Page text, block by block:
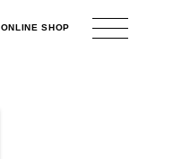
ONLINESHOP